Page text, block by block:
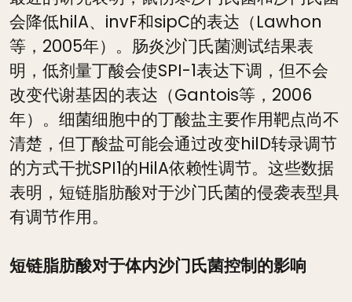
会降低hilA、invF和sipC的表达（Lawhon
等，2005年）。肠炎沙门氏菌测试结果表
明，低剂量丁酸会使SPI-1表达下调，但不会
改变代谢基因的表达（Gantois等，2006
年）。细菌细胞中的丁酸盐主要作用靶点尚不
清楚，但丁酸盐可能会通过改变hilD转录调节
的方式干扰SPI1的HilA依赖性调节。这些数据
表明，短链脂肪酸对于沙门氏菌的侵袭表型具
有调节作用。
短链脂肪酸对于体内沙门氏菌控制的影响